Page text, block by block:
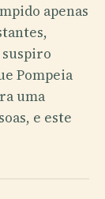
apenas
Pompeia
uma
e este